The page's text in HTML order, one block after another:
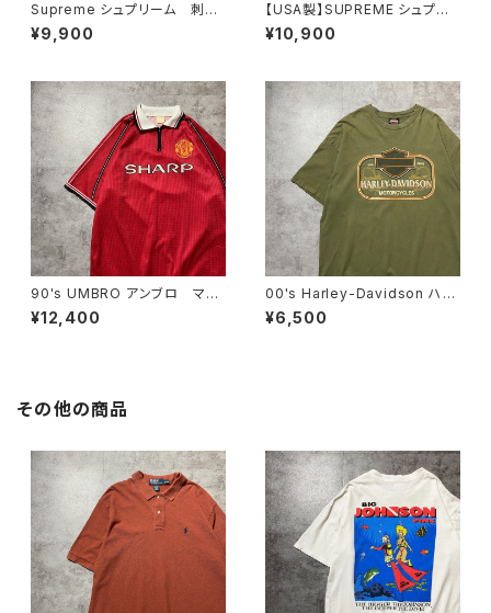
Supreme シュプリーム 刺繍
ワンポイント ブラウン Tシャ
ツ
¥9,900
【USA製】SUPREME シュプリ
ーム サイケデリック アートグ
ラフィック プリント パープ
¥10,900
90's UMBRO アンブロ マン
チェスターユナイテッド イング
ランドプレミアリーグ ハーフジ
¥12,400
00's Harley-Davidson ハー
レーダビッドソン 両面プリン
ト イーグル コピーライト200
¥6,500
その他の商品